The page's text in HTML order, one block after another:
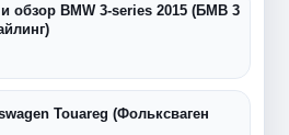
обзор BMW 3-series 2015 (БМВ 3
Touareg (Фольксваген